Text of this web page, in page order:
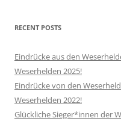
RECENT POSTS
Eindrücke aus den
Weserhelden 2025!
Eindrücke von den
Weserhelden 2022!
Glückliche Sieger*innen der